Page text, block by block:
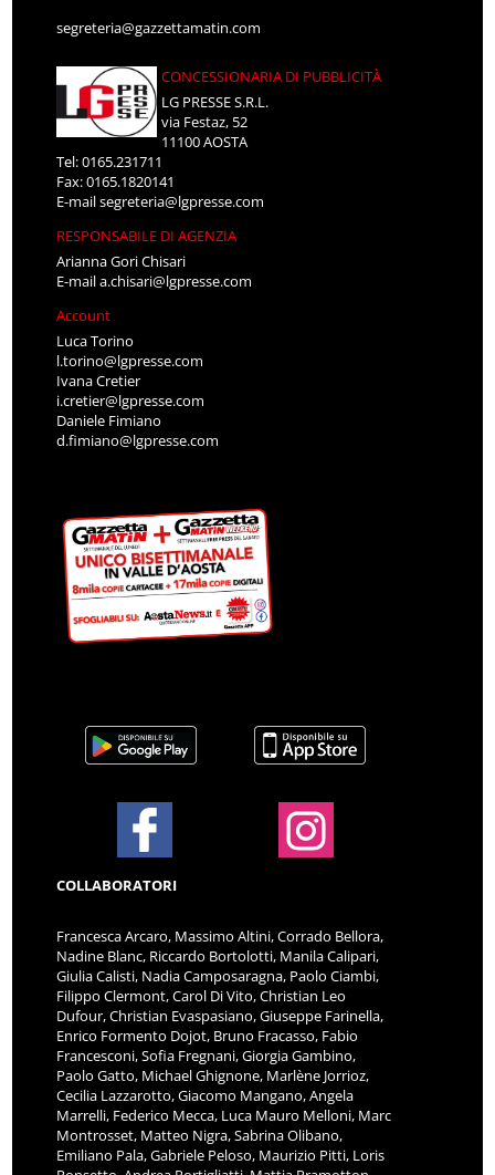
segreteria@gazzettamatin.com
CONCESSIONARIA DI PUBBLICITÀ
LG PRESSE S.R.L.
via Festaz, 52
11100 AOSTA
Tel: 0165.231711
Fax: 0165.1820141
E-mailsegreteria@lgpresse.com
RESPONSABILE DI AGENZIA
Arianna Gori Chisari
E-maila.chisari@lgpresse.com
Account
Luca Torino
l.torino@lgpresse.com
Ivana Cretier
i.cretier@lgpresse.com
Daniele Fimiano
d.fimiano@lgpresse.com
COLLABORATORI
Francesca Arcaro, Massimo Altini, Corrado Bellora,
Nadine Blanc, Riccardo Bortolotti, Manila Calipari,
Giulia Calisti, Nadia Camposaragna, Paolo Ciambi,
Filippo Clermont, Carol Di Vito, Christian Leo
Dufour, Christian Evaspasiano, Giuseppe Farinella,
Enrico Formento Dojot, Bruno Fracasso, Fabio
Francesconi, Sofia Fregnani, Giorgia Gambino,
Paolo Gatto, Michael Ghignone, Marlène Jorrioz,
Cecilia Lazzarotto, Giacomo Mangano, Angela
Marrelli, Federico Mecca, Luca Mauro Melloni, Marc
Montrosset, Matteo Nigra, Sabrina Olibano,
Emiliano Pala, Gabriele Peloso, Maurizio Pitti, Loris